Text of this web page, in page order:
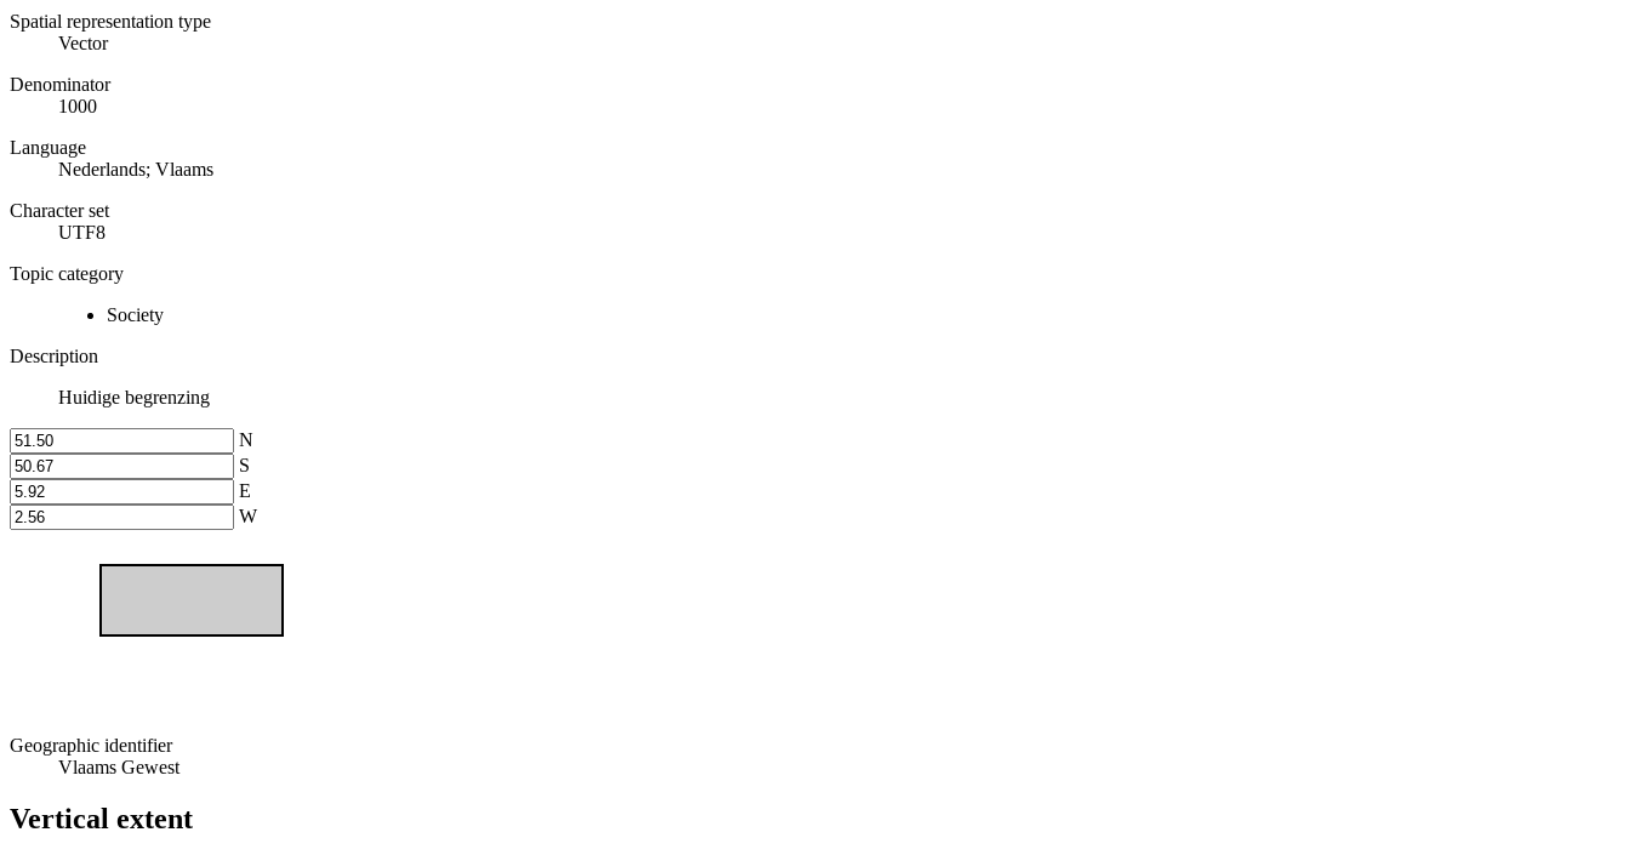
Spatial representation type
Vector
Denominator
1000
Language
Nederlands; Vlaams
Character set
UTF8
Topic category
Society
Description
Huidige begrenzing
N
S
E
W
Geographic identifier
Vlaams Gewest
Vertical extent